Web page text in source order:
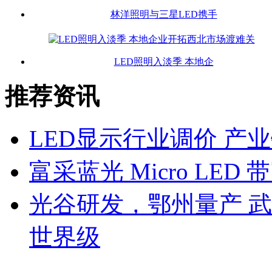
林洋照明与三星LED携手
LED照明入淡季 本地企
推荐资讯
LED显示行业调价 产
富采蓝光 Micro LED
光谷研发，鄂州量产
世界级